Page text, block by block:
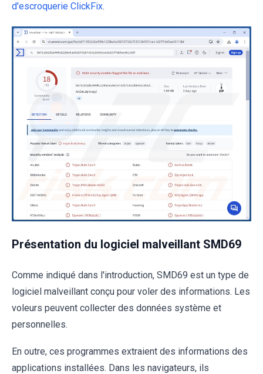
d'escroquerie ClickFix.
Présentation du logiciel malveillant SMD69
Comme indiqué dans l'introduction, SMD69 est un type de
logiciel malveillant conçu pour voler des informations. Les
voleurs peuvent collecter des données système et
personnelles.
En outre, ces programmes extraient des informations des
applications installées. Dans les navigateurs, ils